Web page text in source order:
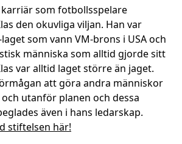
som fotbollsspelare
den okuvliga viljan. Han var
som vann VM-brons i USA och
människa som alltid gjorde sitt
var alltid laget större än jaget.
att göra andra människor
utanför planen och dessa
även i hans ledarskap.
stiftelsen här!